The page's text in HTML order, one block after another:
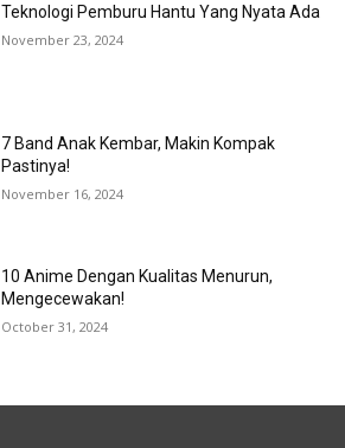
Teknologi Pemburu Hantu Yang Nyata Ada
November 23, 2024
7 Band Anak Kembar, Makin Kompak
Pastinya!
November 16, 2024
10 Anime Dengan Kualitas Menurun,
Mengecewakan!
October 31, 2024